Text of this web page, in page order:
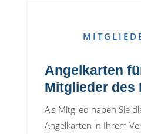
Angelkarten
Mitglieder des
Als Mitglied haben Sie
Angelkarten in Ihrem